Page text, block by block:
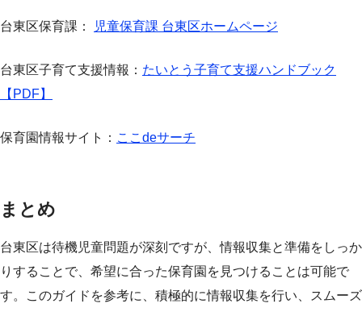
台東区保育課： 児童保育課 台東区ホームページ
台東区子育て支援情報： たいとう子育て支援ハンドブック
【PDF】
保育園情報サイト： ここdeサーチ
まとめ
台東区は待機児童問題が深刻ですが、情報収集と準備をしっか
りすることで、希望に合った保育園を見つけることは可能で
す。このガイドを参考に、積極的に情報収集を行い、スムーズ